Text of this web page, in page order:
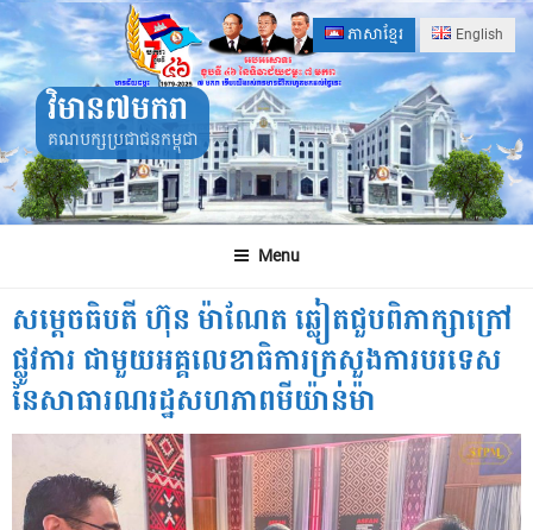
Skip
to
content
ភាសាខ្មែរ English
វិមាន៧មករា
គណបក្សប្រជាជនកម្ពុជា
Menu
សម្តេចធិបតី ហ៊ុន ម៉ាណែត ឆ្លៀតជួបពិភាក្សាក្រៅ
ផ្លូវការ​ ជាមួយអគ្គលេខាធិការក្រសួងការបរទេស
នៃសាធារណរដ្ឋសហភាពមីយ៉ាន់ម៉ា